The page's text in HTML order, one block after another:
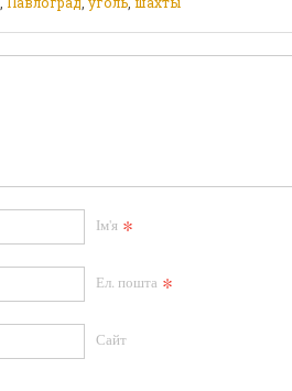
Ім'я *
Ел. пошта *
Сайт